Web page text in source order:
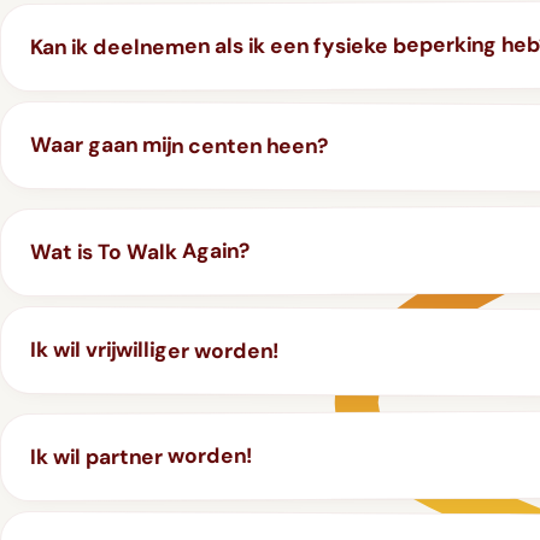
Kan ik deelnemen als ik een fysieke beperking
Waar gaan mijn centen heen?
Wat is To Walk Again?
Ik wil vrijwilliger worden!
Ik wil partner worden!